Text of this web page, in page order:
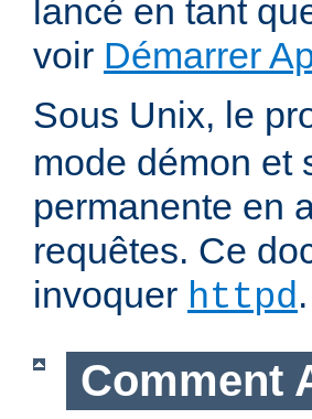
lancé en tant
voir Démarrer
Sous Unix, le
mode démon et
permanente en
requêtes. Ce
invoquer httpd.
Comment